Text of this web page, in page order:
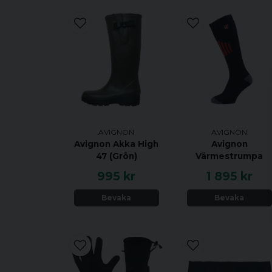
AVIGNON
Avignon Akka High
47 (Grön)
995 kr
Bevaka
AVIGNON
Avignon
Värmestrumpa
1 895 kr
Bevaka